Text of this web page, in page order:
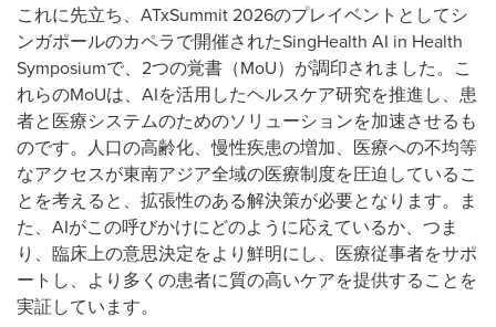
これに先立ち、ATxSummit 2026のプレイベントとしてシ
ンガポールのカペラで開催されたSingHealth AI in Health
Symposiumで、2つの覚書（MoU）が調印されました。こ
れらのMoUは、AIを活用したヘルスケア研究を推進し、患
者と医療システムのためのソリューションを加速させるも
のです。人口の高齢化、慢性疾患の増加、医療への不均等
なアクセスが東南アジア全域の医療制度を圧迫しているこ
とを考えると、拡張性のある解決策が必要となります。ま
た、AIがこの呼びかけにどのように応えているか、つま
り、臨床上の意思決定をより鮮明にし、医療従事者をサポ
ートし、より多くの患者に質の高いケアを提供することを
実証しています。